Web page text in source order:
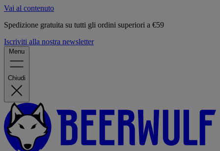
Vai al contenuto
Spedizione gratuita su tutti gli ordini superiori a €59
Iscriviti alla nostra newsletter
Menu
Chiudi